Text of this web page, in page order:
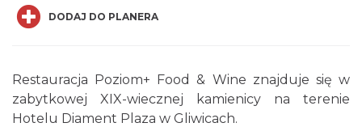
DODAJ DO PLANERA
Restauracja Poziom+ Food & Wine znajduje się w
zabytkowej XIX-wiecznej kamienicy na terenie
Hotelu Diament Plaza w Gliwicach.